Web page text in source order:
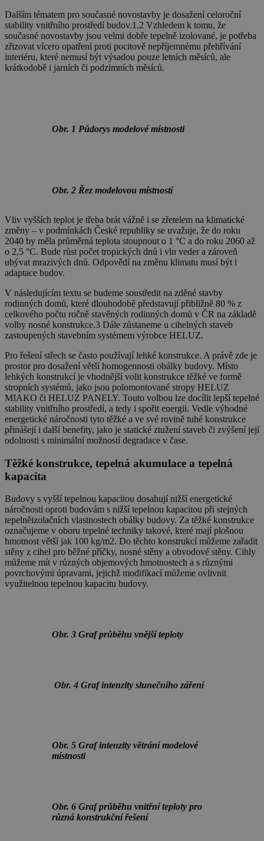
Dalším tématem pro současné novostavby je dosažení celoroční
stability vnitřního prostředí budov.1,2 Vzhledem k tomu, že
současné novostavby jsou velmi dobře tepelně izolované, je potřeba
zřizovat vícero opatření proti pocitově nepříjemnému přehřívání
interiéru, které nemusí být výsadou pouze letních měsíců, ale
krátkodobě i jarních či podzimních měsíců.
Obr. 1 Půdorys modelové místnosti
Obr. 2 Řez modelovou místností
Vliv vyšších teplot je třeba brát vážně i se zřetelem na klimatické
změny – v podmínkách České republiky se uvažuje, že do roku
2040 by měla průměrná teplota stoupnout o 1 °C a do roku 2060 až
o 2,5 °C. Bude růst počet tropických dnů i vln veder a zároveň
ubývat mrazivých dnů. Odpovědí na změnu klimatu musí být i
adaptace budov.
V následujícím textu se budeme soustředit na zděné stavby
rodinných domů, které dlouhodobě představují přibližně 80 % z
celkového počtu ročně stavěných rodinných domů v ČR na základě
volby nosné konstrukce.3 Dále zůstaneme u cihelných staveb
zastoupených stavebním systémem výrobce HELUZ.
Pro řešení střech se často používají lehké konstrukce. A právě zde je
prostor pro dosažení větší homogennosti obálky budovy. Místo
lehkých konstrukcí je vhodnější volit konstrukce těžké ve formě
stropních systémů, jako jsou polomontované stropy HELUZ
MIAKO či HELUZ PANELY. Touto volbou lze docílit lepší tepelné
stability vnitřního prostředí, a tedy i spořit energii. Vedle výhodné
energetické náročnosti tyto těžké a ve své rovině tuhé konstrukce
přinášejí i další benefity, jako je statické ztužení staveb či zvýšení její
odolnosti s minimální možností degradace v čase.
Těžké konstrukce, tepelná akumulace a tepelná
kapacita
Budovy s vyšší tepelnou kapacitou dosahují nižší energetické
náročnosti oproti budovám s nižší tepelnou kapacitou při stejných
tepelněizolačních vlastnostech obálky budovy. Za těžké konstrukce
označujeme v oboru tepelné techniky takové, které mají plošnou
hmotnost větší jak 100 kg/m2. Do těchto konstrukcí můžeme zařadit
stěny z cihel pro běžné příčky, nosné stěny a obvodové stěny. Cihly
můžeme mít v různých objemových hmotnostech a s různými
povrchovými úpravami, jejichž modifikací můžeme ovlivnit
využitelnou tepelnou kapacitu budovy.
Obr. 3 Graf průběhu vnější teploty
Obr. 4 Graf intenzity slunečního záření
Obr. 5 Graf intenzity větrání modelové
místnosti
Obr. 6 Graf průběhu vnitřní teploty pro
různá konstrukční řešení